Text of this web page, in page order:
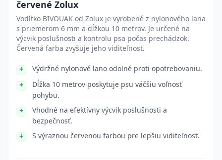
červené Zolux
Vodítko BIVOUAK od Zolux je vyrobené z nylonového lana
s priemerom 6 mm a dĺžkou 10 metrov. Je určené na
výcvik poslušnosti a kontrolu psa počas prechádzok.
Červená farba zvyšuje jeho viditeľnosť.
Výdržné nylonové lano odolné proti opotrebovaniu.
Dĺžka 10 metrov poskytuje psu väčšiu voľnosť
pohybu.
Vhodné na efektívny výcvik poslušnosti a
bezpečnosť.
S výraznou červenou farbou pre lepšiu viditeľnosť.